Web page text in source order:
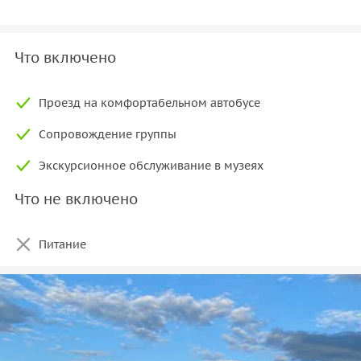
Что включено
Проезд на комфортабельном автобусе
Сопровождение группы
Экскурсионное обслуживание в музеях
Что не включено
Питание